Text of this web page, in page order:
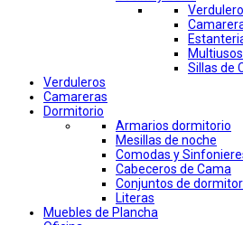
Multiusos
Sillas de
Verduleros
Camareras
Dormitorio
Armarios dormitorio
Mesillas de noche
Comodas y
Cabeceros de Cama
Conjuntos de
Literas
Muebles de Plancha